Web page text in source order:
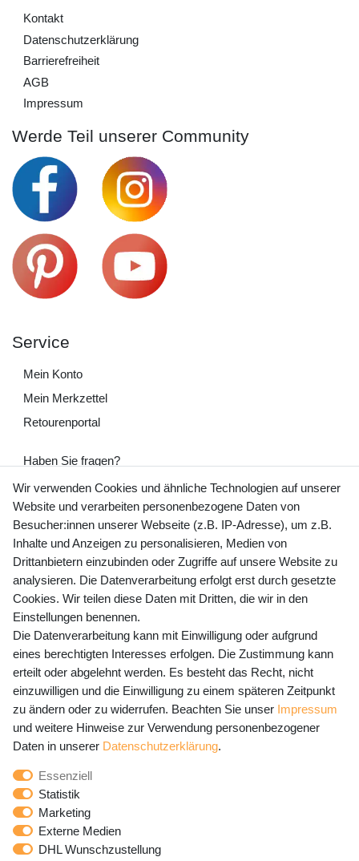
Kontakt
Daten­schutz­erklärung
Barrierefreiheit
AGB
Impressum
Werde Teil unserer Community
Service
Mein Konto
Mein Merkzettel
Retourenportal
Haben Sie fragen?
+49 (0) 35243 460 400
Mo-Fr 9-15 Uhr
shop@banjado.com
Preisangaben inkl. gesetzl. MwSt. und zzgl. Service- und
Versandkosten
Newsletter Anmeldung - Keine Angebote
mehr verpassen!
E-MAIL **
Newsletter
Honig
Hiermit bestätige ich, dass ich die
gelesen habe. Meine Einwilligung kann ich jederzeit
widerrufen.**
Wir verwenden Cookies und ähnliche Technologien auf unserer
Website und verarbeiten personenbezogene Daten von
Besucher:innen unserer Webseite (z.B. IP-Adresse), um z.B.
Inhalte und Anzeigen zu personalisieren, Medien von
Drittanbietern einzubinden oder Zugriffe auf unsere Website zu
analysieren. Die Datenverarbeitung erfolgt erst durch gesetzte
Cookies. Wir teilen diese Daten mit Dritten, die wir in den
Einstellungen benennen.
Die Datenverarbeitung kann mit Einwilligung oder aufgrund
eines berechtigten Interesses erfolgen. Die Zustimmung kann
erteilt oder abgelehnt werden. Es besteht das Recht, nicht
einzuwilligen und die Einwilligung zu einem späteren Zeitpunkt
zu ändern oder zu widerrufen. Beachten Sie unser Impressum
und weitere Hinweise zur Verwendung personenbezogener
Daten in unserer Daten­schutz­erklärung.
Essenziell
Statistik
Marketing
Externe Medien
DHL Wunschzustellung